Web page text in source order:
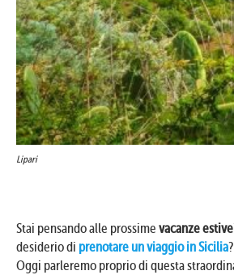
Lipari
Stai pensando alle prossime vacanze estive
desiderio di prenotare un viaggio in Sicilia?
Oggi parleremo proprio di questa